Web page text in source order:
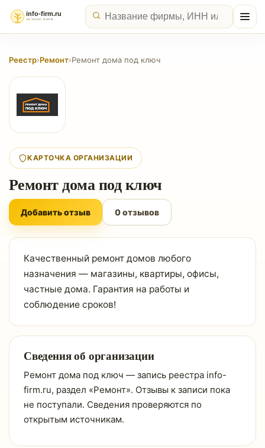
Реестр›Ремонт›Ремонт дома под ключ
КАРТОЧКА ОРГАНИЗАЦИИ
Ремонт дома под ключ
Добавить отзыв 0 отзывов
Качественный ремонт домов любого
назначения — магазины, квартиры, офисы,
частные дома. Гарантия на работы и
соблюдение сроков!
Сведения об организации
Ремонт дома под ключ — запись реестра info-
firm.ru, раздел «Ремонт». Отзывы к записи пока
не поступали. Сведения проверяются по
открытым источникам.